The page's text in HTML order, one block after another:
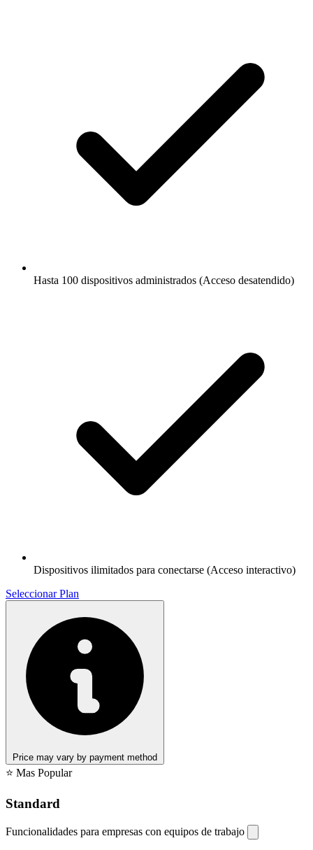
Hasta 100 dispositivos administrados (Acceso desatendido)
Dispositivos ilimitados para conectarse (Acceso interactivo)
Seleccionar Plan
Price may vary by payment method
⭐ Mas Popular
Standard
Funcionalidades para empresas con equipos de trabajo